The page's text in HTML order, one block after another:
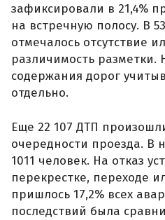
зафиксировали в 21,4%
на встречную полосу. В
отмечалось отсутствие
различимость разметки.
содержания дорог
отдельно.
Еще 22 107 ДТП
очередности проезда. В
1011 человек. На отказ
перекрестке, переходе
пришлось 17,2% всех
последствий была